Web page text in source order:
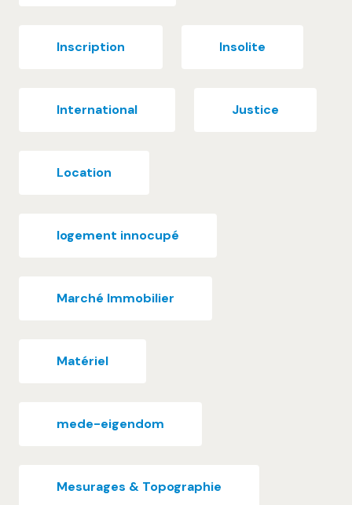
Inscription Insolite
International Justice
Location
logement innocupé
Marché Immobilier
Matériel
mede-eigendom
Mesurages & Topographie